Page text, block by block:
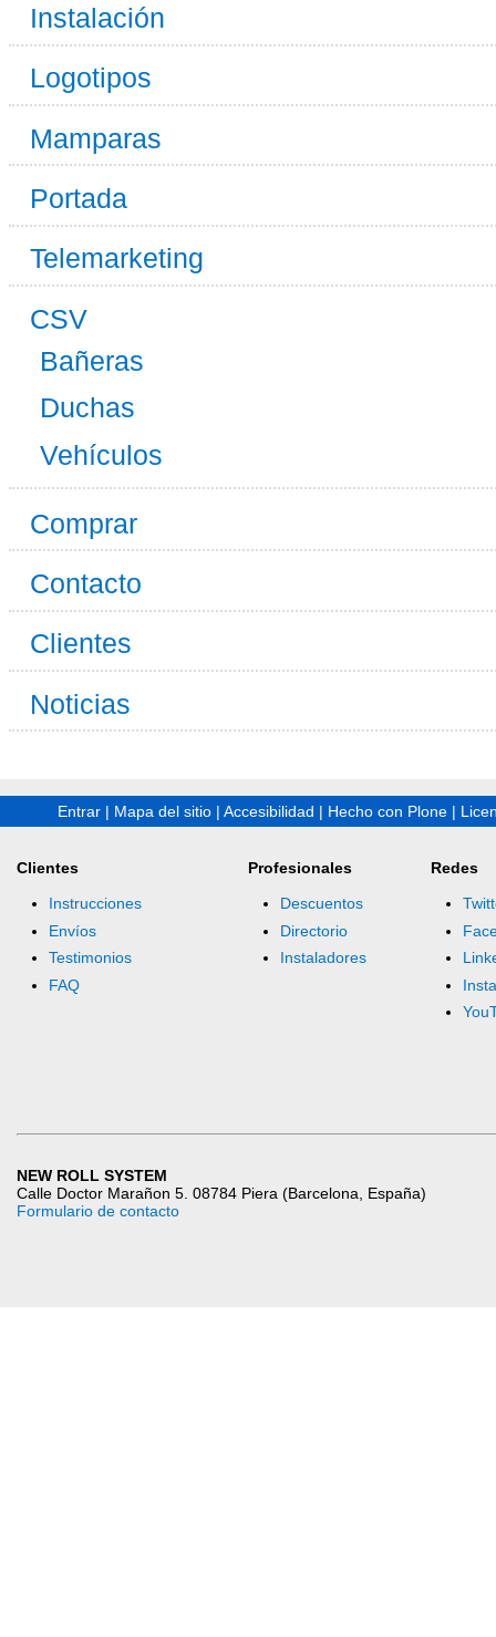
Instalación
Logotipos
Mamparas
Portada
Telemarketing
CSV
Bañeras
Duchas
Vehículos
Comprar
Contacto
Clientes
Noticias
Entrar | Mapa del sitio | Accesibilidad | Hecho con Plone |
Clientes
Instrucciones
Envíos
Testimonios
FAQ
Profesionales
Descuentos
Directorio
Instaladores
Redes
NEW ROLL SYSTEM
Calle Doctor Marañon 5. 08784 Piera (Barcelona, España)
Formulario de contacto